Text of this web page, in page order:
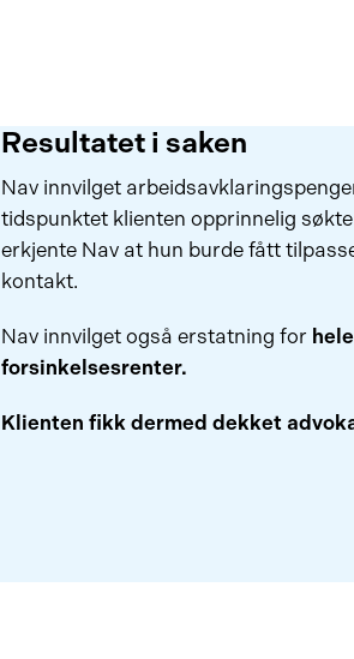
Resultatet i saken
Nav innvilget
tidspunktet klienten opprinnelig
erkjente Nav at hun burde fått
kontakt.
Nav innvilget også erstatning for
forsinkelsesrenter.
Klienten fikk dermed dekket